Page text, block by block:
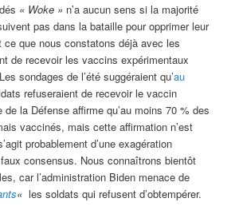
« Woke » n’a aucun sens si la majorité
pas dans la bataille pour opprimer leur
ce que nous constatons déjà avec les
de recevoir les vaccins expérimentaux
sondages de l’été suggéraient qu’au
refuseraient de recevoir le vaccin
la Défense affirme qu’au moins 70 % des
vaccinés, mais cette affirmation n’est
probablement d’une exagération
consensus. Nous connaîtrons bientôt
car l’administration Biden menace de
« les soldats qui refusent d’obtempérer.